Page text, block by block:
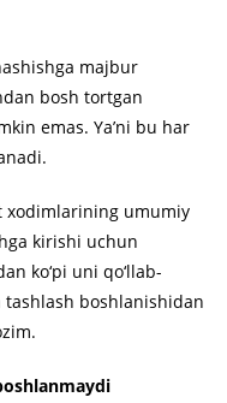
majbur
bosh tortgan
emas. Ya’ni bu har
xodimlarining umumiy
kirishi uchun
ko‘pi uni qo‘llab-
boshlanishidan